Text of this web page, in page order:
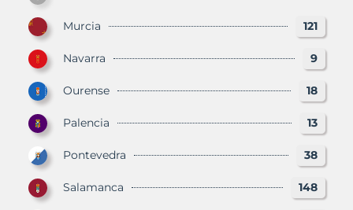
Murcia 121
Navarra 9
Ourense 18
Palencia 13
Pontevedra 38
Salamanca 148